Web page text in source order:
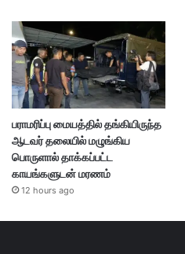
பராமரிப்பு மையத்தில் தங்கியிருந்த
ஆடவர் தலையில் மழுங்கிய
பொருளால் தாக்கப்பட்ட
காயங்களுடன் மரணம்
12 hours ago